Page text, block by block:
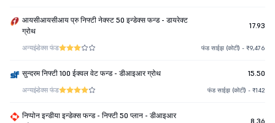
आयसीआयसीआय प्रु निफ्टी नेक्स्ट 50 इन्डेक्स फन्ड - डायरेक्ट
ग्रोथ
17.93
अन्यइंडेक्स फंड फंड साईझ (कोटी) - ₹9,476
सुन्दरम निफ्टी 100 ईक्वल वेट फन्ड - डीआइआर ग्रोथ 15.50
अन्यइंडेक्स फंड फंड साईझ (कोटी) - ₹142
निप्पोन इन्डीया इन्डेक्स फन्ड - निफ्टी 50 प्लान - डीआइआर
8.36